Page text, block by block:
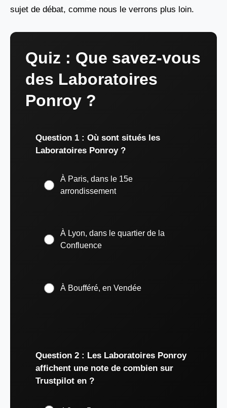
sujet de débat, comme nous le verrons plus loin.
Quiz : Que savez-vous
des Laboratoires
Ponroy ?
Question 1 : Où sont situés les
Laboratoires Ponroy ?
À Paris, dans le 15e
arrondissement
À Lyon, dans le quartier de la
Confluence
À Boufféré, en Vendée
Question 2 : Les Laboratoires Ponroy
affichent une note de combien sur
Trustpilot en ?